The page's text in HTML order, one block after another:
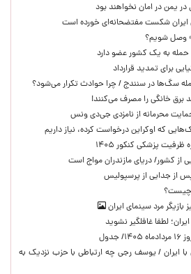
در یمن در امان نخواهند بود
ایران شکست مفتضحانه‌ای خورده است
وصل شویم؟
حمله به یک کشور عضو دارد
برای تمدید قرارداد
که اوکراین درخواست کرده، نیاز داریم
پزشکی کنکور ۱۴۰۵
از کشور/ دریای مازندران مواج است
از جدایی از پرسپولیس
چیست؟
مرد سینمای ایران
لطفا غافلگیر نشوید
با ایران / یوسف رجی چه ارتباطی با حزب نزدیک به